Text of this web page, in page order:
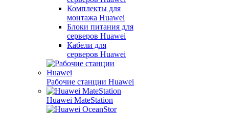
Комплекты для
монтажа Huawei
Блоки питания для
серверов Huawei
Кабели для
серверов Huawei
Рабочие станции Huawei
Huawei MateStation